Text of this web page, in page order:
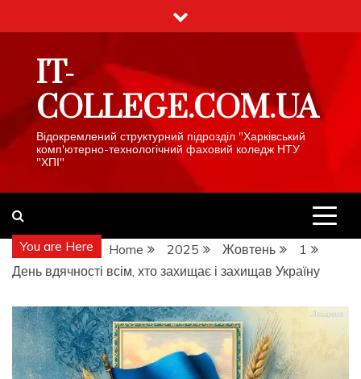
to
IT-
COLLEGE.COM.UA
Відокремлений структурний підрозділ "Харківський
комп'ютерно-технологічний фаховий коледж НТУ
"ХПІ"
You are Here Home 2025 Жовтень
1
День вдячності всім, хто захищає і захищав Україну